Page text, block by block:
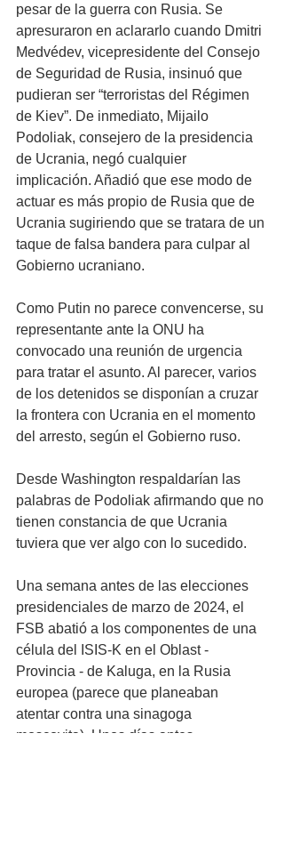
pesar de la guerra con Rusia. Se
apresuraron en aclararlo cuando Dmitri
Medvédev, vicepresidente del Consejo
de Seguridad de Rusia, insinuó que
pudieran ser “terroristas del Régimen
de Kiev”. De inmediato, Mijailo
Podoliak, consejero de la presidencia
de Ucrania, negó cualquier
implicación. Añadió que ese modo de
actuar es más propio de Rusia que de
Ucrania sugiriendo que se tratara de un
taque de falsa bandera para culpar al
Gobierno ucraniano.
Como Putin no parece convencerse, su
representante ante la ONU ha
convocado una reunión de urgencia
para tratar el asunto. Al parecer, varios
de los detenidos se disponían a cruzar
la frontera con Ucrania en el momento
del arresto, según el Gobierno ruso.
Desde Washington respaldarían las
palabras de Podoliak afirmando que no
tienen constancia de que Ucrania
tuviera que ver algo con lo sucedido.
Una semana antes de las elecciones
presidenciales de marzo de 2024, el
FSB abatió a los componentes de una
célula del ISIS-K en el Oblast -
Provincia - de Kaluga, en la Rusia
europea (parece que planeaban
atentar contra una sinagoga
moscovita). Unos días antes,